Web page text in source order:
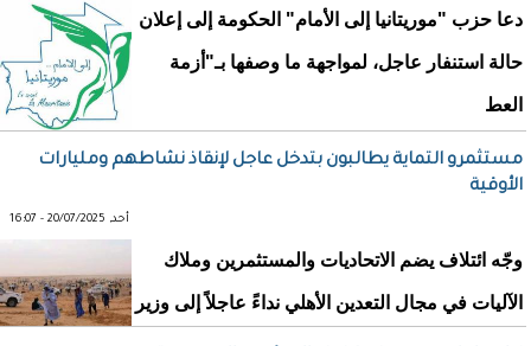
دعا حزب "موريتانيا إلى الأمام" الحكومة إلى إعلان
حالة استنفار عاجل، لمواجهة ما وصفها بـ"أزمة
العط
مستثمرو التماية يطالبون بتدخل عاجل لإنقاذ نشاطهم ومليارات
الأوقية
أحد, 20/07/2025 - 16:07
وجّه ائتلاف يضم الاتحاديات والمستثمرين وملاك
الآليات في مجال التعدين الأهلي نداءً عاجلاً إلى وزير